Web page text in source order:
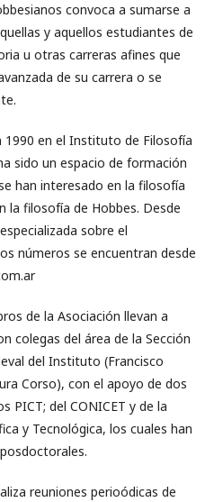
convoca a sumarse a
y aquellos estudiantes de
u otras carreras afines que
de su carrera o se
1990 en el Instituto de Filosofía
sido un espacio de formación
han interesado en la filosofía
la filosofía de Hobbes. Desde
sobre el
números se encuentran desde
de la Asociación llevan a
colegas del área de la Sección
del Instituto (Francisco
Corso), con el apoyo de dos
PICT; del CONICET y de la
y Tecnológica, los cuales han
reuniones perioódicas de